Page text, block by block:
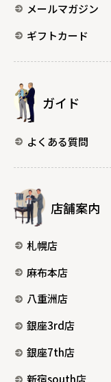
メールマガジン
ギフトカード
ガイド
よくある質問
店舗案内
札幌店
麻布本店
八重洲店
銀座3rd店
銀座7th店
新宿south店